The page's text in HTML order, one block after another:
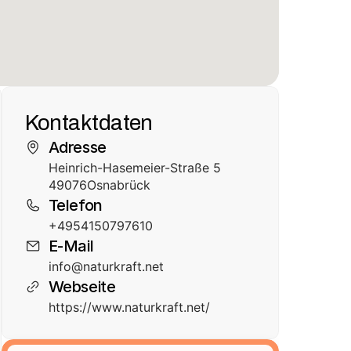
Kontaktdaten
Adresse
Heinrich-Hasemeier-Straße 5
49076Osnabrück
Telefon
+4954150797610
E-Mail
info@naturkraft.net
Webseite
https://www.naturkraft.net/